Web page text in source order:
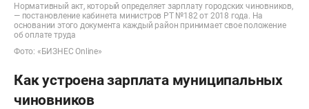
Нормативный акт, который определяет зарплату городских чиновников,
— постановление кабинета министров РТ №182 от 2018 года. На
основании этого документа каждый район принимает свое положение
об оплате труда
Фото: «БИЗНЕС Online»
Как устроена зарплата муниципальных
чиновников